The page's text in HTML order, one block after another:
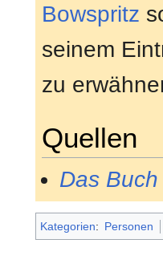
Bowspritz
seinem
zu
Quellen
Das
Kategorien: Personen